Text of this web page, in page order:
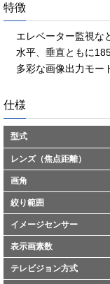
特徴
エレベーター監視な
水平、垂直ともに
多彩な画像出力モー
仕様
型式
レンズ（焦点距離）
画角
絞り範囲
イメージセンサー
表示画素数
テレビジョン方式